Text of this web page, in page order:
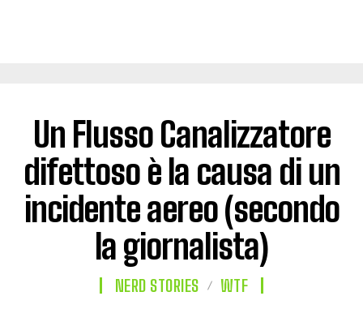
Un Flusso Canalizzatore
difettoso è la causa di un
incidente aereo (secondo
la giornalista)
NERD STORIES WTF